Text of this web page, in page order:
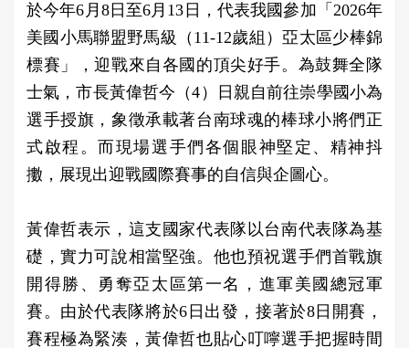
於今年6月8日至6月13日，代表我國參加「2026年
美國小馬聯盟野馬級（11-12歲組）亞太區少棒錦
標賽」，迎戰來自各國的頂尖好手。為鼓舞全隊
士氣，市長黃偉哲今（4）日親自前往崇學國小為
選手授旗，象徵承載著台南球魂的棒球小將們正
式啟程。而現場選手們各個眼神堅定、精神抖
擻，展現出迎戰國際賽事的自信與企圖心。
黃偉哲表示，這支國家代表隊以台南代表隊為基
礎，實力可說相當堅強。他也預祝選手們首戰旗
開得勝、勇奪亞太區第一名，進軍美國總冠軍
賽。由於代表隊將於6日出發，接著於8日開賽，
賽程極為緊湊，黃偉哲也貼心叮嚀選手把握時間